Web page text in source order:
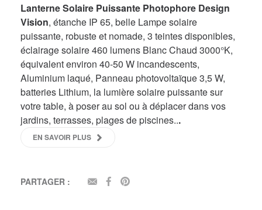
Lanterne Solaire Puissante Photophore Design
Vision, étanche IP 65, belle Lampe solaire
puissante, robuste et nomade, 3 teintes disponibles,
éclairage solaire 460 lumens Blanc Chaud 3000°K,
équivalent environ 40-50 W incandescents,
Aluminium laqué, Panneau photovoltaïque 3,5 W,
batteries Lithium, la lumière solaire puissante sur
votre table, à poser au sol ou à déplacer dans vos
jardins, terrasses, plages de piscines...
EN SAVOIR PLUS
PARTAGER : EMAILFACEBOOK